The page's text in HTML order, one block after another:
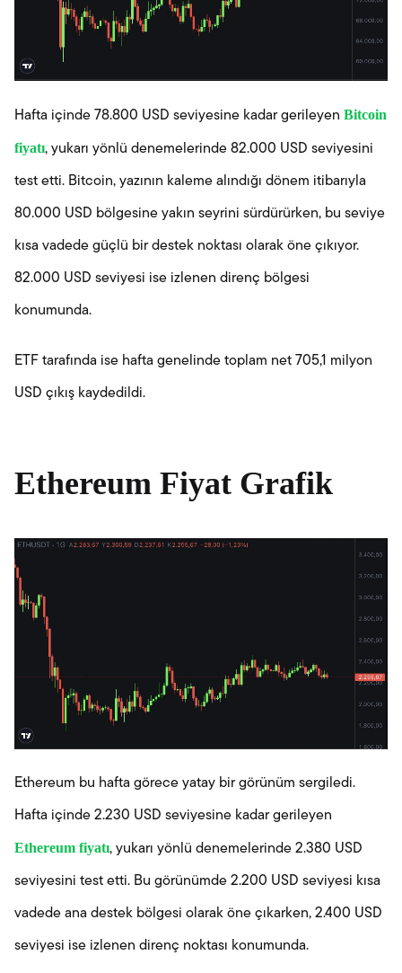
Hafta içinde 78.800 USD seviyesine kadar gerileyen Bitcoin
fiyatı, yukarı yönlü denemelerinde 82.000 USD seviyesini
test etti. Bitcoin, yazının kaleme alındığı dönem itibarıyla
80.000 USD bölgesine yakın seyrini sürdürürken, bu seviye
kısa vadede güçlü bir destek noktası olarak öne çıkıyor.
82.000 USD seviyesi ise izlenen direnç bölgesi
konumunda.
ETF tarafında ise hafta genelinde toplam net 705,1 milyon
USD çıkış kaydedildi.
Ethereum Fiyat Grafik
Ethereum bu hafta görece yatay bir görünüm sergiledi.
Hafta içinde 2.230 USD seviyesine kadar gerileyen
Ethereum fiyatı, yukarı yönlü denemelerinde 2.380 USD
seviyesini test etti. Bu görünümde 2.200 USD seviyesi kısa
vadede ana destek bölgesi olarak öne çıkarken, 2.400 USD
seviyesi ise izlenen direnç noktası konumunda.